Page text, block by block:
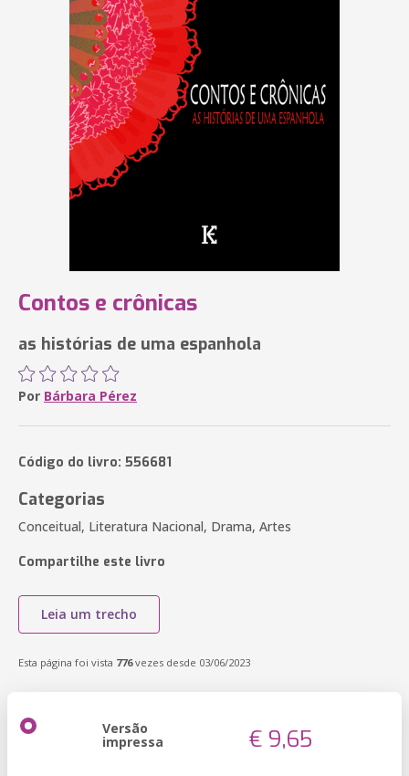
Contos e crônicas
as histórias de uma espanhola
Por Bárbara Pérez
Código do livro: 556681
Categorias
Conceitual, Literatura Nacional, Drama, Artes
Compartilhe este livro
Leia um trecho
Esta página foi vista 776vezes desde 03/06/2023
Versão
impressa € 9,65